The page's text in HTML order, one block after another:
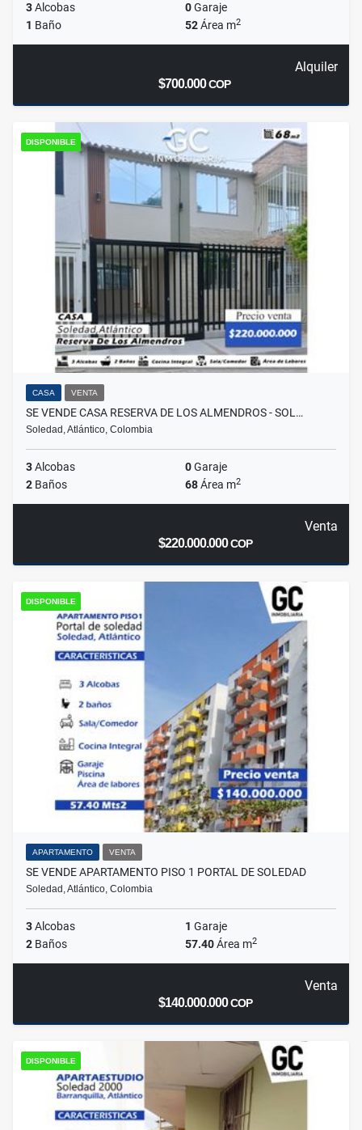
3Alcobas 0Garaje
1 Baño 52Área m2
Alquiler
$700.000COP
DISPONIBLE
CASA VENTA
SE VENDE CASA RESERVA DE LOS ALMENDROS - SOL…
Soledad, Atlántico, Colombia
3Alcobas 0Garaje
2 Baños 68Área m2
Venta
$220.000.000COP
DISPONIBLE
APARTAMENTO VENTA
SE VENDE APARTAMENTO PISO 1 PORTAL DE SOLEDAD
Soledad, Atlántico, Colombia
3Alcobas 1 Garaje
2 Baños 57.40Área m2
Venta
$140.000.000COP
DISPONIBLE